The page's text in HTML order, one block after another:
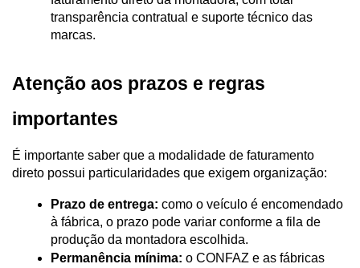
transparência contratual e suporte técnico das
marcas.
Atenção aos prazos e regras
importantes
É importante saber que a modalidade de faturamento
direto possui particularidades que exigem organização:
Prazo de entrega: como o veículo é encomendado
à fábrica, o prazo pode variar conforme a fila de
produção da montadora escolhida.
Permanência mínima: o CONFAZ e as fábricas